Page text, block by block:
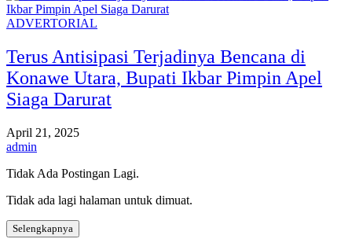
ADVERTORIAL
Terus Antisipasi Terjadinya Bencana di
Konawe Utara, Bupati Ikbar Pimpin Apel
Siaga Darurat
April 21, 2025
admin
Tidak Ada Postingan Lagi.
Tidak ada lagi halaman untuk dimuat.
Selengkapnya